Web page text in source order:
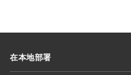
在本地部署